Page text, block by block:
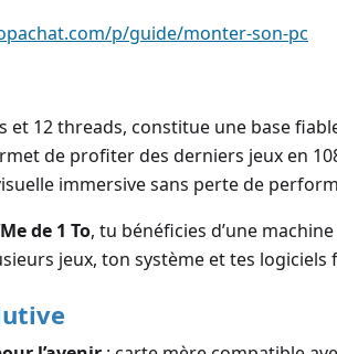
p/guide/monter-son-pc
et 12 threads, constitue une base
de profiter des derniers jeux en
immersive sans perte de
de 1 To, tu bénéficies d’une
jeux, ton système et tes